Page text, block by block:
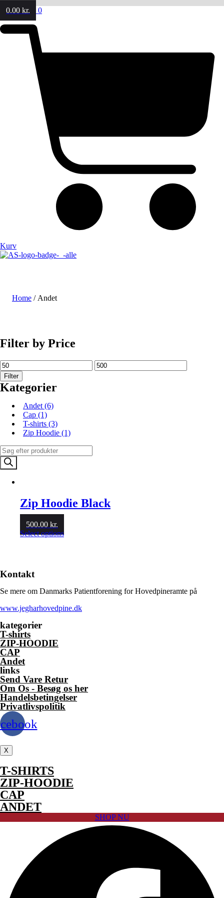
0.00 kr. 0
Kurv
Home / Andet
Filter by Price
Filter
Kategorier
Andet (6)
Cap (1)
T-shirts (3)
Zip Hoodie (1)
Products
search
Zip Hoodie Black
500.00 kr.
Select optionsThis
options
may
be
chosen
Kontakt
Se mere om Danmarks Patientforening for Hovedpineramte på
www.jegharhovedpine.dk
kategorier
T-shirts
ZIP-HOODIE
CAP
Andet
links
Send Vare Retur
Om Os - Besøg os her
Handelsbetingelser
Privatlivspolitik
X
T-SHIRTS
ZIP-HOODIE
CAP
ANDET
SHOP NU